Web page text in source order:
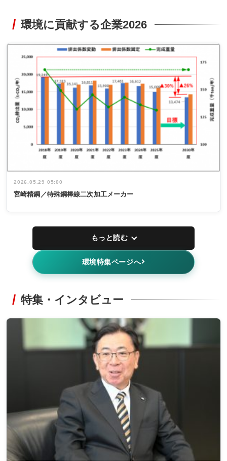
環境に貢献する企業2026
2026.05.29 05:00
宮崎精鋼／特殊鋼棒線二次加工メーカー
もっと読む
環境特集ページへ
特集・インタビュー